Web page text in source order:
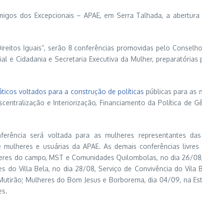
dos Excepcionais – APAE, em Serra Talhada, a
Iguais”, serão 8 conferências promovidas pelo
e Cidadania e Secretaria Executiva da Mulher,
voltados para a construção de políticas públicas para as
e Interiorização, Financiamento da Política de
será voltada para as mulheres representantes
mulheres e usuárias da APAE. As demais conferências
do campo, MST e Comunidades Quilombolas, no dia 26/
do Villa Bela, no dia 28/08, Serviço de Convivência do
Mulheres do Bom Jesus e Borborema, dia 04/09, na